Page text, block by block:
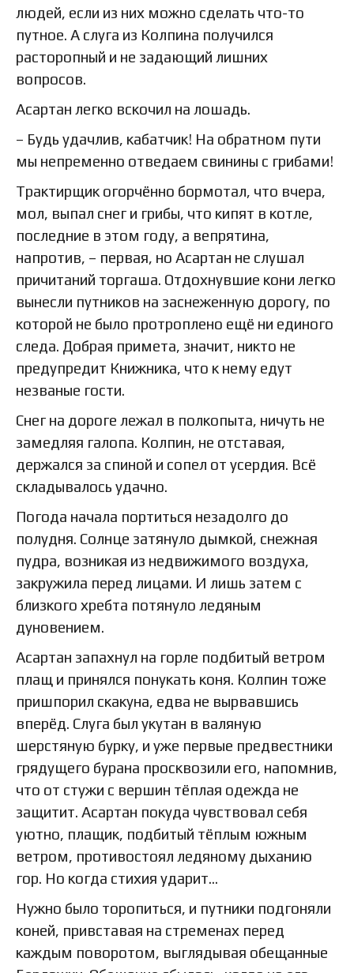
людей, если из них можно сделать что-то
путное. А слуга из Колпина получился
расторопный и не задающий лишних
вопросов.
Асартан легко вскочил на лошадь.
– Будь удачлив, кабатчик! На обратном пути
мы непременно отведаем свинины с грибами!
Трактирщик огорчённо бормотал, что вчера,
мол, выпал снег и грибы, что кипят в котле,
последние в этом году, а вепрятина,
напротив, – первая, но Асартан не слушал
причитаний торгаша. Отдохнувшие кони легко
вынесли путников на заснеженную дорогу, по
которой не было протроплено ещё ни единого
следа. Добрая примета, значит, никто не
предупредит Книжника, что к нему едут
незваные гости.
Снег на дороге лежал в полкопыта, ничуть не
замедляя галопа. Колпин, не отставая,
держался за спиной и сопел от усердия. Всё
складывалось удачно.
Погода начала портиться незадолго до
полудня. Солнце затянуло дымкой, снежная
пудра, возникая из недвижимого воздуха,
закружила перед лицами. И лишь затем с
близкого хребта потянуло ледяным
дуновением.
Асартан запахнул на горле подбитый ветром
плащ и принялся понукать коня. Колпин тоже
пришпорил скакуна, едва не вырвавшись
вперёд. Слуга был укутан в валяную
шерстяную бурку, и уже первые предвестники
грядущего бурана просквозили его, напомнив,
что от стужи с вершин тёплая одежда не
защитит. Асартан покуда чувствовал себя
уютно, плащик, подбитый тёплым южным
ветром, противостоял ледяному дыханию
гор. Но когда стихия ударит…
Нужно было торопиться, и путники подгоняли
коней, привставая на стременах перед
каждым поворотом, выглядывая обещанные